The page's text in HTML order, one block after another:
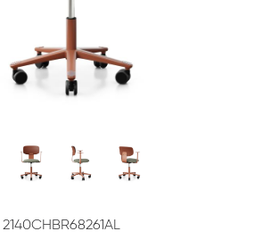
2140CHBR68261AL